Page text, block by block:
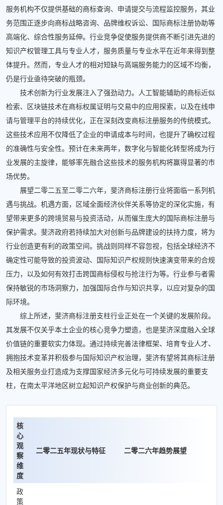
服务机构不仅提供基础的商标查询、申请提交与流程监控服务，其业
务范围正逐步向商标战略咨询、品牌维权诉讼、国际商标注册协助等
高端化、综合性服务延伸。行业竞争促使服务提供商不断引进先进的
知识产权管理工具与专业人才，服务质量与专业水平在近年来得到整
体提升。然而，专业人才的相对短缺与高端服务能力的区域不均衡，
仍是行业亟待突破的瓶颈。
技术创新为行业发展注入了强劲动力。人工智能辅助的商标近似
检索、区块链技术在商标权属证明与交易中的应用探索，以及在线申
请与管理平台的持续优化，正在深刻改变商标注册服务的传统模式。
这些技术应用不仅降低了企业的申请成本与时间，也提升了确权过程
的准确性与安全性。预计在未来两年，数字化与智能化转型将成为行
业发展的主旋律，能够率先融合这些技术的服务机构将赢得显著的市
场优势。
展望二零二五至二零二六年，斐济商标注册行业将面临一系列机
遇与挑战。机遇方面，区域全面经济伙伴关系等协定的深化实施，有
望带来更多的跨境贸易与投资活动，从而催生庞大的国际商标注册与
保护需求。斐济政府若持续加大对创新与品牌建设的扶持力度，将为
行业创造更有利的政策空间。挑战则同样不容忽视，包括全球经济不
确定性可能导致的投资波动、国际知识产权规则快速演变带来的合规
压力，以及如何有效打击跨国商标侵权与抢注行为等。行业参与者需
保持敏锐的市场洞察力，加强国际合作与知识共享，以应对复杂的国
际环境。
综上所述，斐济商标注册支柱行业正处在一个关键的发展阶段。
其发展不仅关乎本土企业的核心竞争力塑造，也是斐济深度融入全球
价值链的重要软实力体现。通过持续完善法律框架、培育专业人才、
拥抱技术变革并积极参与国际知识产权治理，斐济有望将其商标注册
及相关服务业打造成为支撑国家经济多元化与可持续发展的重要支
柱，在南太平洋地区树立起知识产权保护与商业创新的典范。
核
心
观
察
维
度
二零二五年现状与特征 二零二六年趋势展望
政
策